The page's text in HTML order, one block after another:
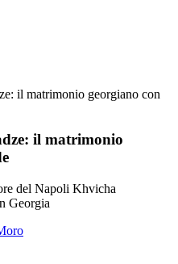
il matrimonio georgiano con
il matrimonio
del Napoli Khvicha
Georgia